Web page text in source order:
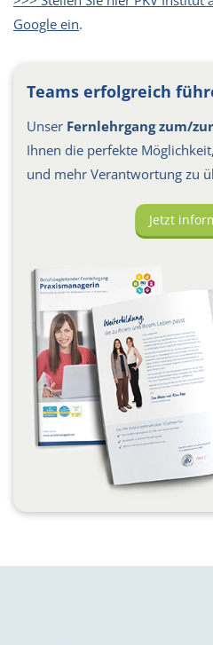
Google ein.
Teams erfolgreich
Unser Fernlehrgang zum/
Ihnen die perfekte
und mehr Verantwortung zu
Jetzt